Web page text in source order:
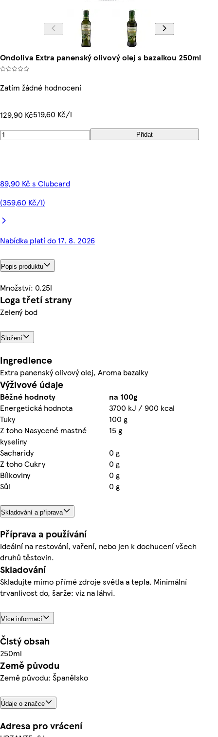
Ondoliva Extra panenský olivový olej s bazalkou 250ml
Zatím žádné hodnocení
129,90 Kč519,60 Kč/l
Přidat
89,90 Kč s Clubcard
(359,60 Kč/l)
Nabídka platí do 17. 8. 2026
Popis produktu
Množství: 0.25l
Loga třetí strany
Zelený bod
Složení
Ingredience
Extra panenský olivový olej, Aroma bazalky
Výživové údaje
Běžné hodnoty
na 100g
Energetická hodnota
3700 kJ / 900 kcal
Tuky
100 g
Z toho Nasycené mastné
kyseliny
15 g
Sacharidy
0 g
Z toho Cukry
0 g
Bílkoviny
0 g
Sůl
0 g
Skladování a příprava
Příprava a používání
Ideální na restování, vaření, nebo jen k dochucení všech
druhů těstovin.
Skladování
Skladujte mimo přímé zdroje světla a tepla. Minimální
trvanlivost do, šarže: viz na láhvi.
Více informací
Čistý obsah
250ml
Země původu
Země původu: Španělsko
Údaje o značce
Adresa pro vrácení